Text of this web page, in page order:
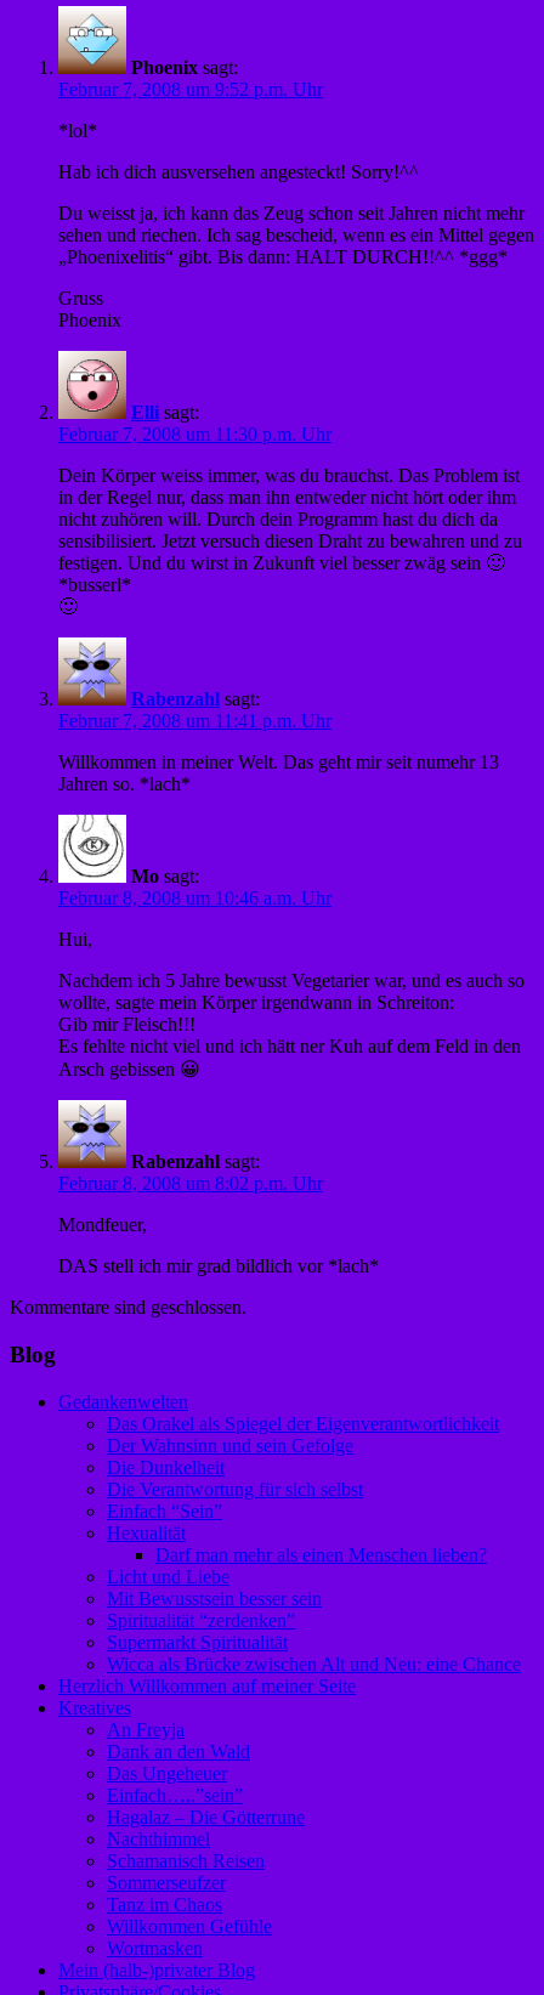
Phoenix sagt:
Februar 7, 2008 um 9:52 p.m. Uhr
*lol*
Hab ich dich ausversehen angesteckt! Sorry!^^
Du weisst ja, ich kann das Zeug schon seit Jahren nicht mehr
sehen und riechen. Ich sag bescheid, wenn es ein Mittel gegen
„Phoenixelitis“ gibt. Bis dann: HALT DURCH!!^^ *ggg*
Gruss
Phoenix
Elli sagt:
Februar 7, 2008 um 11:30 p.m. Uhr
Dein Körper weiss immer, was du brauchst. Das Problem ist
in der Regel nur, dass man ihn entweder nicht hört oder ihm
nicht zuhören will. Durch dein Programm hast du dich da
sensibilisiert. Jetzt versuch diesen Draht zu bewahren und zu
festigen. Und du wirst in Zukunft viel besser zwäg sein 🙂
*busserl*
🙂
Rabenzahl sagt:
Februar 7, 2008 um 11:41 p.m. Uhr
Willkommen in meiner Welt. Das geht mir seit numehr 13
Jahren so. *lach*
Mo sagt:
Februar 8, 2008 um 10:46 a.m. Uhr
Hui,
Nachdem ich 5 Jahre bewusst Vegetarier war, und es auch so
wollte, sagte mein Körper irgendwann in Schreiton:
Gib mir Fleisch!!!
Es fehlte nicht viel und ich hätt ner Kuh auf dem Feld in den
Arsch gebissen 😀
Rabenzahl sagt:
Februar 8, 2008 um 8:02 p.m. Uhr
Mondfeuer,
DAS stell ich mir grad bildlich vor *lach*
Kommentare sind geschlossen.
Blog
Gedankenwelten
Das Orakel als Spiegel der Eigenverantwortlichkeit
Der Wahnsinn und sein Gefolge
Die Dunkelheit
Die Verantwortung für sich selbst
Einfach “Sein”
Hexualität
Darf man mehr als einen Menschen lieben?
Licht und Liebe
Mit Bewusstsein besser sein
Spiritualität “zerdenken”
Supermarkt Spiritualität
Wicca als Brücke zwischen Alt und Neu: eine Chance
Herzlich Willkommen auf meiner Seite
Kreatives
An Freyja
Dank an den Wald
Das Ungeheuer
Einfach…..”sein”
Hagalaz – Die Götterrune
Nachthimmel
Schamanisch Reisen
Sommerseufzer
Tanz im Chaos
Willkommen Gefühle
Wortmasken
Mein (halb-)privater Blog